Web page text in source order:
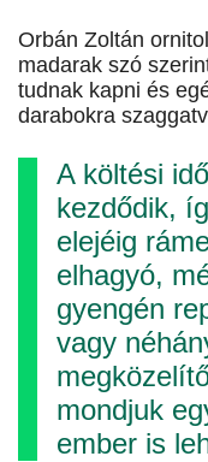
Orbán Zoltán
madarak szó
tudnak kapni és
darabokra
A költési
kezdődik,
elejéig
elhagyó,
gyengén
vagy
mondjuk
ember is